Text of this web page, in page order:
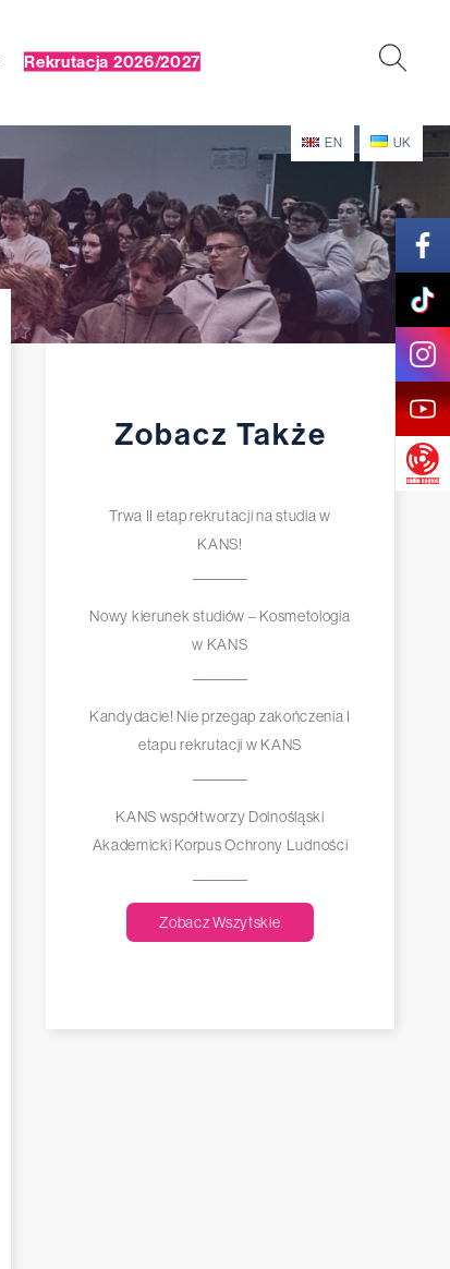
Rekrutacja 2026/2027
EN UK
Zobacz Także
Trwa II etap rekrutacji na studia w
KANS!
Nowy kierunek studiów – Kosmetologia
w KANS
Kandydacie! Nie przegap zakończenia I
etapu rekrutacji w KANS
KANS współtworzy Dolnośląski
Akademicki Korpus Ochrony Ludności
Zobacz Wszytskie